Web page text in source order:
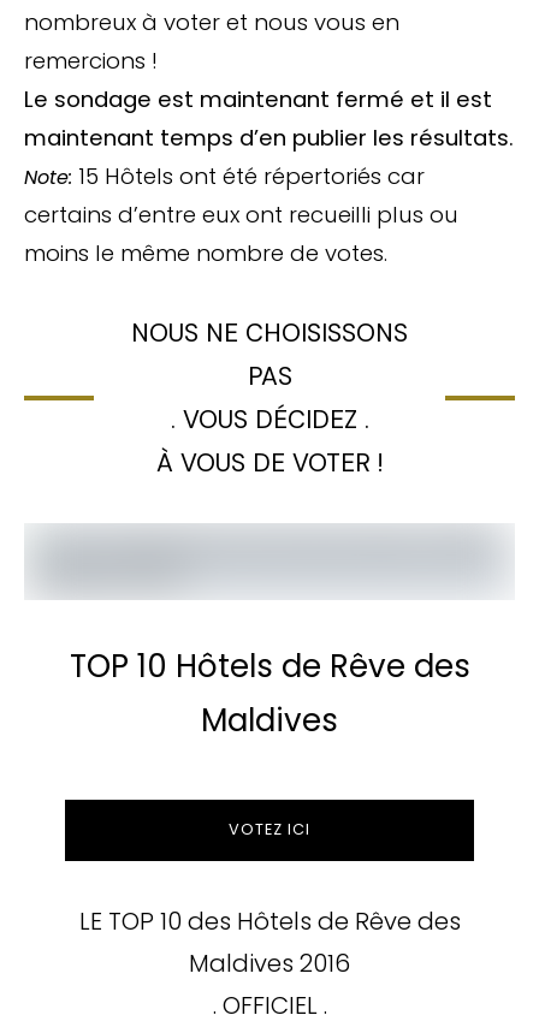
nombreux à voter et nous vous en
remercions !
Le sondage est maintenant fermé et il est
maintenant temps d’en publier les résultats.
Note: 15 Hôtels ont été répertoriés car
certains d’entre eux ont recueilli plus ou
moins le même nombre de votes.
NOUS NE CHOISISSONS
PAS
. VOUS DÉCIDEZ .
À VOUS DE VOTER !
TOP 10 Hôtels de Rêve des
Maldives
VOTEZ ICI
LE TOP 10 des Hôtels de Rêve des
Maldives 2016
. OFFICIEL .